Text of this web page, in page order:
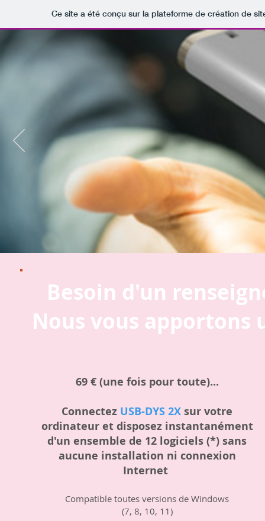
Ce site a été conçu sur la plateforme de création de
Besoin d'un
Nous vous apportons
69 € (une fois pour toute)...
Connectez USB-DYS 2X sur votre
ordinateur et disposez instantanément
d'un ensemble de 12 logiciels (*) sans
aucune installation ni connexion
Internet
Compatible toutes versions de Windows
(7, 8, 10, 11)